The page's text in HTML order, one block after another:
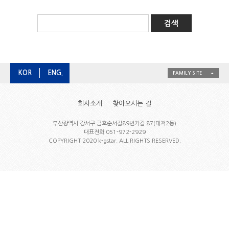
KOR ENG. FAMILY SITE
회사소개 찾아오시는 길
부산광역시 강서구 금호순서길89번가길 87(대저2동)
대표전화 051-972-2929
COPYRIGHT 2020 k-gstar. ALL RIGHTS RESERVED.